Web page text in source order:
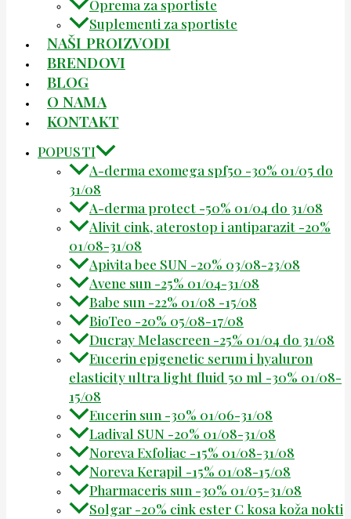
Oprema za sportiste
Suplementi za sportiste
NAŠI PROIZVODI
BRENDOVI
BLOG
O NAMA
KONTAKT
POPUSTI
A-derma exomega spf50 -30% 01/05 do
31/08
A-derma protect -50% 01/04 do 31/08
Alivit cink, aterostop i antiparazit -20%
01/08-31/08
Apivita bee SUN -20% 03/08-23/08
Avene sun -25% 01/04-31/08
Babe sun -22% 01/08 -15/08
BioTeo -20% 05/08-17/08
Ducray Melascreen -25% 01/04 do 31/08
Eucerin epigenetic serum i hyaluron
elasticity ultra light fluid 50 ml -30% 01/08-
15/08
Eucerin sun -30% 01/06-31/08
Ladival SUN -20% 01/08-31/08
Noreva Exfoliac -15% 01/08-31/08
Noreva Kerapil -15% 01/08-15/08
Pharmaceris sun -30% 01/05-31/08
Solgar -20% cink ester C kosa koža nokti